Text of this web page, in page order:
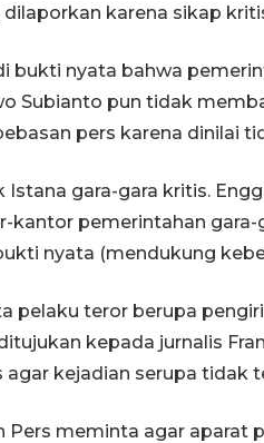
karena sikap
bukti nyata bahwa
Subianto pun tidak
pers karena dinilai
gara-gara kritis.
kantor pemerintahan gara-
nyata (mendukung
pelaku teror berupa
kepada jurnalis
kejadian serupa tidak
Pers meminta agar aparat
Bekasi
28 April